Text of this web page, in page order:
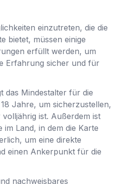
einzutreten, die die
bietet, müssen einige
erfüllt werden, um
Erfahrung sicher und für
das Mindestalter für die
Jahre, um sicherzustellen,
ist. Außerdem ist
im Land, in dem die Karte
um eine direkte
einen Ankerpunkt für die
nachweisbares